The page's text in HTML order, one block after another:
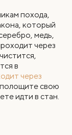
похода,
который
медь,
через
в
через
свою
идти в стан.